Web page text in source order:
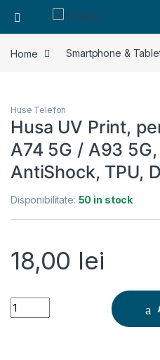
Home Smartphone &
Huse Telefon
Husa UV Print,
A74 5G / A93
AntiShock, TPU,
Disponibilitate: 50 in stock
18,00 lei
Husa UV Print, pentru A54